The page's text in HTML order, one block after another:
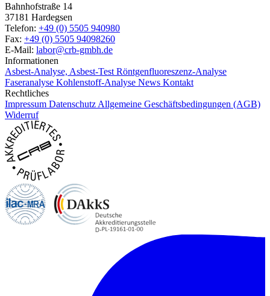
Bahnhofstraße 14
37181 Hardegsen
Telefon: +49 (0) 5505 940980
Fax: +49 (0) 5505 94098260
E-Mail: labor@crb-gmbh.de
Informationen
Asbest-Analyse, Asbest-Test Röntgenfluoreszenz-Analyse
Faseranalyse Kohlenstoff-Analyse News Kontakt
Rechtliches
Impressum Datenschutz Allgemeine Geschäftsbedingungen (AGB)
Widerruf